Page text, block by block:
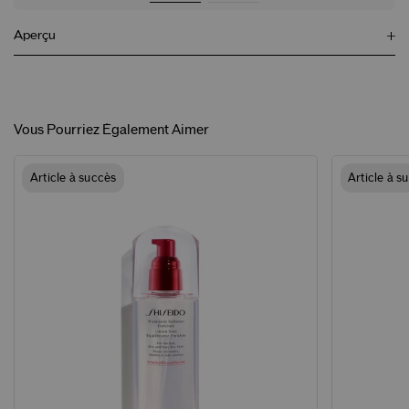
Aperçu
Vous Pourriez Également Aimer
Article à succès Article à